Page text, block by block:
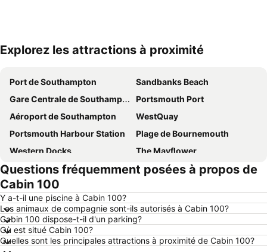
Explorez les attractions à proximité
Port de Southampton
Sandbanks Beach
Gare Centrale de Southampton
Portsmouth Port
Aéroport de Southampton
WestQuay
Portsmouth Harbour Station
Plage de Bournemouth
Western Docks
The Mayflower
Gunwharf Quays
Parc National de New Forest
Jetée - Marina
Poole Harbour
Cathédrale de Winchester
Aéroport de Bournemouth
Goodwood Racecourse
Town Quay
Southampton Boat Show
Questions fréquemment posées à propos de
Cabin 100
Y a-t-il une piscine à Cabin 100?
Les animaux de compagnie sont-ils autorisés à Cabin 100?
Cabin 100 dispose-t-il d'un parking?
Où est situé Cabin 100?
Quelles sont les principales attractions à proximité de Cabin 100?